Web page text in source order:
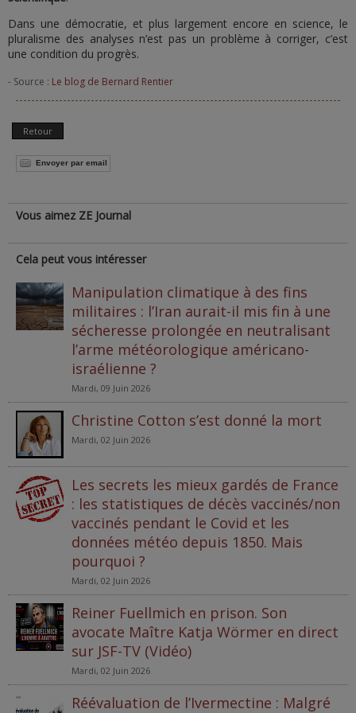
Dans une démocratie, et plus largement encore en science, le
pluralisme des analyses n’est pas un problème à corriger, c’est
une condition du progrès.
- Source : Le blog de Bernard Rentier
Retour
Envoyer par email
Vous aimez ZE Journal
Cela peut vous intéresser
Manipulation climatique à des fins
militaires : l’Iran aurait-il mis fin à une
sécheresse prolongée en neutralisant
l’arme météorologique américano-
israélienne ?
Mardi, 09 Juin 2026
Christine Cotton s’est donné la mort
Mardi, 02 Juin 2026
Les secrets les mieux gardés de France
: les statistiques de décès vaccinés/non
vaccinés pendant le Covid et les
données météo depuis 1850. Mais
pourquoi ?
Mardi, 02 Juin 2026
Reiner Fuellmich en prison. Son
avocate Maître Katja Wörmer en direct
sur JSF-TV (Vidéo)
Mardi, 02 Juin 2026
Réévaluation de l’Ivermectine : Malgré